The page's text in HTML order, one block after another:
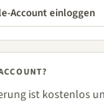
Account einloggen
ist kostenlos